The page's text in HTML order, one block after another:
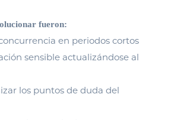
fueron:
en periodos cortos
sensible actualizándose al
los puntos de duda del